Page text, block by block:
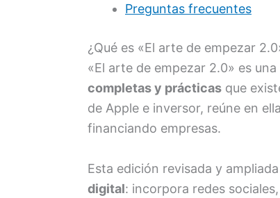
Preguntas frecuentes
¿Qué es «El arte de empezar
«El arte de empezar 2.0» es una
completas y prácticas que
de Apple e inversor, reúne en
financiando empresas.
Esta edición revisada y
digital: incorpora redes